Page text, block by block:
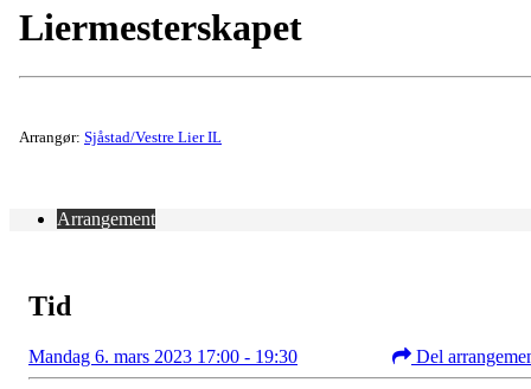
Liermesterskapet
Arrangør: Sjåstad/Vestre Lier IL
Arrangement
Tid
Mandag 6. mars 2023 17:00 - 19:30 Del